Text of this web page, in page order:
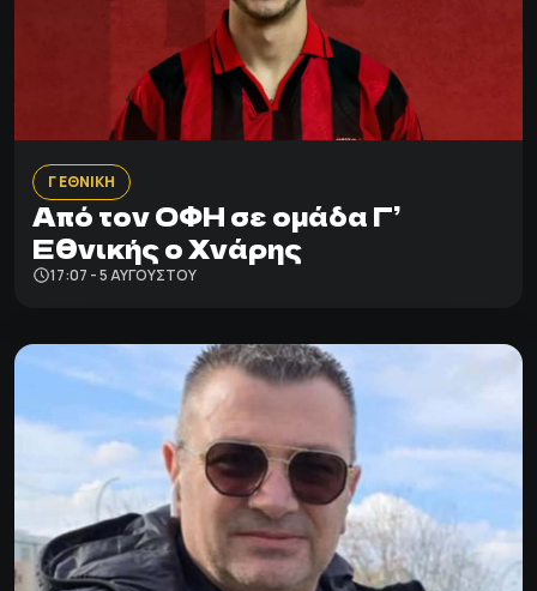
Γ ΕΘΝΙΚΗ
Από τον ΟΦΗ σε ομάδα Γ’
Εθνικής ο Χνάρης
17:07 - 5 ΑΥΓΟΎΣΤΟΥ